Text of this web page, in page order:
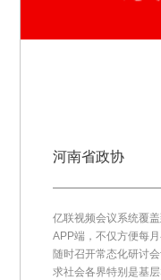
河南省政协
亿联视频会议系统覆
APP端，不仅方便每
随时召开常态化研讨
求社会各界特别是基层